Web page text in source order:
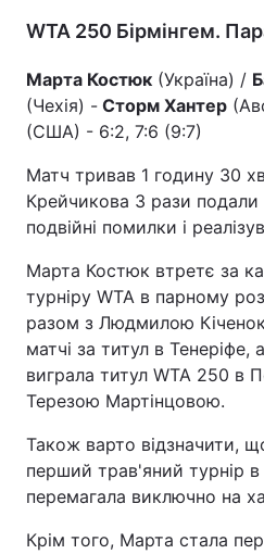
WTA 250 Бірмінгем.
Марта Костюк (Україна) /
(Чехія) - Сторм Хантер
(США) - 6:2, 7:6 (9:7)
Матч тривав 1 годину 30
Крейчикова 3 рази подали
подвійні помилки і
Марта Костюк втретє за
турніру WTA в парному
разом з Людмилою
матчі за титул в Тенеріфе,
виграла титул WTA 250 в
Терезою Мартінцовою.
Також варто відзначити,
перший трав'яний турнір
перемагала виключно на
Крім того, Марта стала